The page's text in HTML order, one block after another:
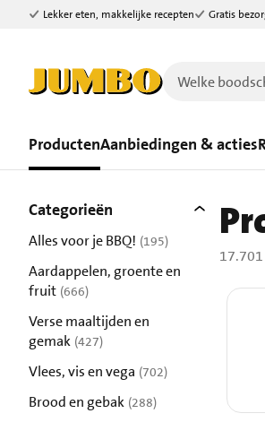
Ga naar zoeken
Ga naar hoofdinhoud
Lekker eten, makkelijke recepten Gratis
ProductenAanbiedingen & acties
17701 producten gevonden.
Filters
Categorieën
Alles voor je BBQ! (195)
Aardappelen, groente en
fruit (666)
Verse maaltijden en
gemak (427)
Vlees, vis en vega (702)
Brood en gebak (288)